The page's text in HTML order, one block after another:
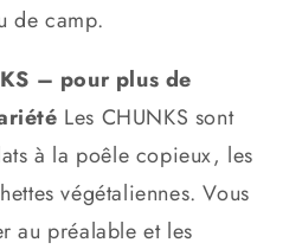
de camp.
– pour plus de
Les CHUNKS sont
à la poêle copieux, les
végétaliennes. Vous
au préalable et les